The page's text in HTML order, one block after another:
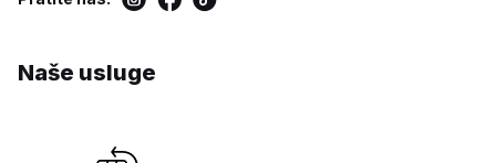
Naše usluge